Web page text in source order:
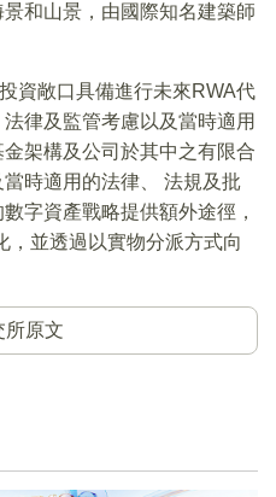
和山景，由國際知名建築師
資敞口具備進行未來RWA代
律及監管考慮以及當時適用
架構及公司於其中之有限合
時適用的法律、 法規及批
字資產戰略提供額外途徑，
，並透過以實物分派方式向
所原文